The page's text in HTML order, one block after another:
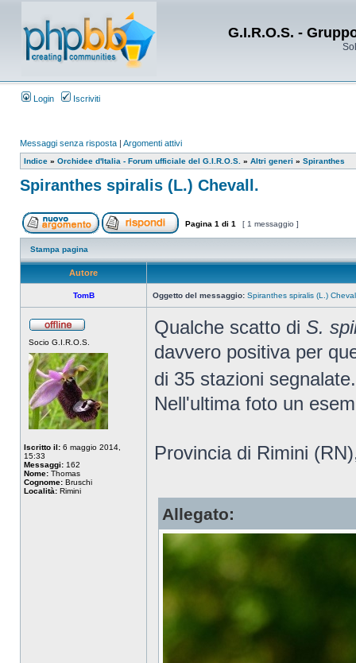
G.I.R.O.S. -
Login Iscriviti
Messaggi senza risposta | Argomenti attivi
Indice » Orchidee d'Italia - Forum ufficiale del G.I.R.O.S. » Altri generi » Spiranthes
Spiranthes spiralis (L.) Chevall.
Pagina 1 di 1 [ 1 messaggio ]
Stampa pagina
Autore
TomB Oggetto del messaggio: Spiranthes spiralis (L.)
Socio G.I.R.O.S.
Iscritto il: 6 maggio 2014,
15:33
Messaggi: 162
Nome: Thomas
Cognome: Bruschi
Località: Rimini
Qualche scatto di S.
davvero positiva per
di 35 stazioni
Nell'ultima foto un
Provincia di Rimini
Allegato: